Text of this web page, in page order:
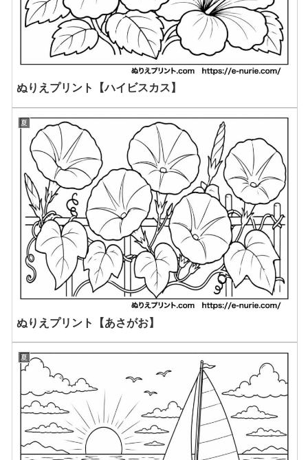
ぬりえプリント【ハイビスカス】
夏
ぬりえプリント【あさがお】
夏